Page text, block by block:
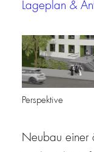
Lageplan &
Perspektive
Neubau einer